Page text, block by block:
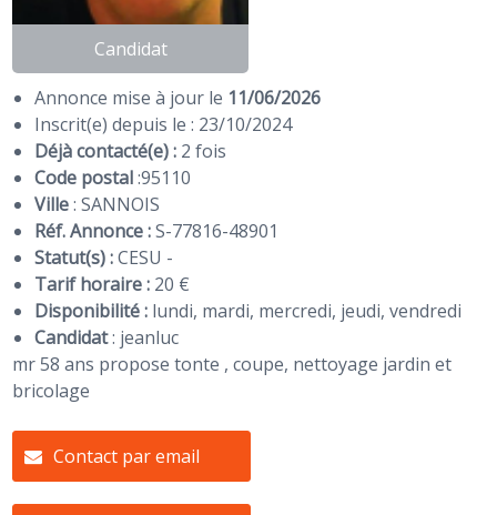
Candidat
Annonce mise à jour le 11/06/2026
Inscrit(e) depuis le : 23/10/2024
Déjà contacté(e) : 2 fois
Code postal:95110
Ville: SANNOIS
Réf. Annonce :S-77816-48901
Statut(s) :CESU -
Tarif horaire : 20 €
Disponibilité : lundi, mardi, mercredi, jeudi, vendredi
Candidat: jeanluc
mr 58 ans propose tonte , coupe, nettoyage jardin et
bricolage
Contact par email